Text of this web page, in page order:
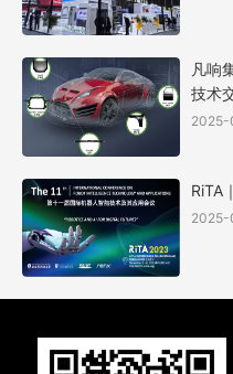
凡响
技术
RiTA